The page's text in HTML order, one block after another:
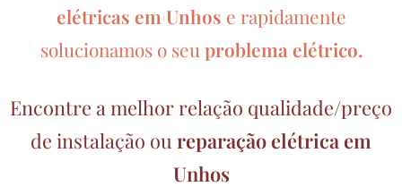
elétricas em Unhos e rapidamente
solucionamos o seu problema elétrico.
Encontre a melhor relação qualidade/preço
de instalação ou reparação elétrica em
Unhos